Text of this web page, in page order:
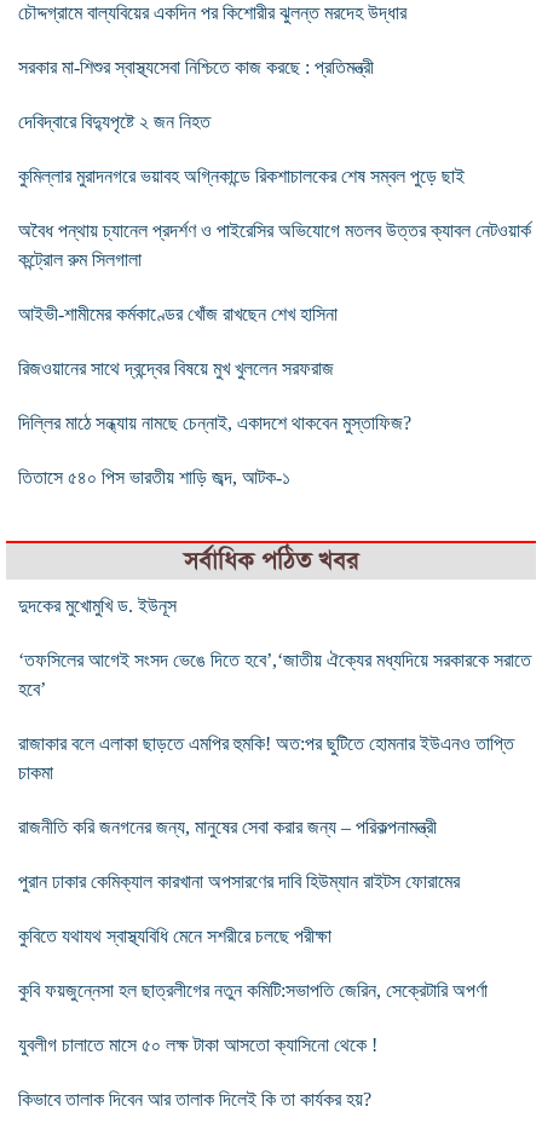
চৌদ্দগ্রামে বাল্যবিয়ের একদিন পর কিশোরীর ঝুলন্ত মরদেহ উদ্ধার
সরকার মা-শিশুর স্বাস্থ্যসেবা নিশ্চিতে কাজ করছে : প্রতিমন্ত্রী
দেবিদ্বারে বিদ্যুপৃষ্টে ২ জন নিহত
কুমিল্লার মুরাদনগরে ভয়াবহ অগ্নিকান্ডে রিকশাচালকের শেষ সম্বল পুড়ে ছাই
অবৈধ পন্থায় চ্যানেল প্রদর্শণ ও পাইরেসির অভিযোগে মতলব উত্তর ক্যাবল নেটওয়ার্ক
কন্ট্রোল রুম সিলগালা
আইভী-শামীমের কর্মকাণ্ডের খোঁজ রাখছেন শেখ হাসিনা
রিজওয়ানের সাথে দ্বন্দ্বের ‍বিষয়ে মুখ খুললেন সরফরাজ
দিল্লির মাঠে সন্ধ্যায় নামছে চেন্নাই, একাদশে থাকবেন মুস্তাফিজ?
তিতাসে ৫৪০ পিস ভারতীয় শাড়ি জব্দ, আটক-১
সর্বাধিক পঠিত খবর
দুদকের মুখোমুখি ড. ইউনূস
‘তফসিলের আগেই সংসদ ভেঙে দিতে হবে’,‘জাতীয় ঐক্যের মধ্যদিয়ে সরকারকে সরাতে
হবে’
রাজাকার বলে এলাকা ছাড়তে এমপির হুমকি! অত:পর ছুটিতে হোমনার ইউএনও তাপ্তি
চাকমা
রাজনীতি করি জনগনের জন্য, মানুষের সেবা করার জন্য – পরিকল্পনামন্ত্রী
পুরান ঢাকার কেমিক্যাল কারখানা অপসারণের দাবি হিউম্যান রাইটস ফোরামের
কুবিতে যথাযথ স্বাস্থ্যবিধি মেনে সশরীরে চলছে পরীক্ষা
কুবি ফয়জুন্নেসা হল ছাত্রলীগের নতুন কমিটি:সভাপতি জেরিন, সেক্রেটারি অপর্ণা
যুবলীগ চালাতে মাসে ৫০ লক্ষ টাকা আসতো ক্যাসিনো থেকে !
কিভাবে তালাক দিবেন আর তালাক দিলেই কি তা কার্যকর হয়?